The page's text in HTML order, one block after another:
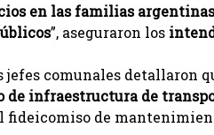
en las familias
”, aseguraron los
jefes comunales detallaron
de infraestructura de
fideicomiso de